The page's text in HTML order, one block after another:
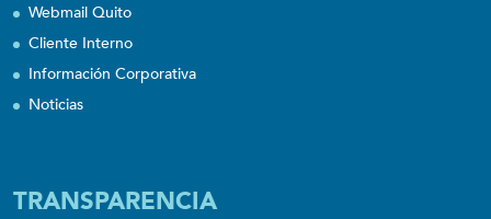
Webmail Quito
Cliente Interno
Información Corporativa
Noticias
TRANSPARENCIA